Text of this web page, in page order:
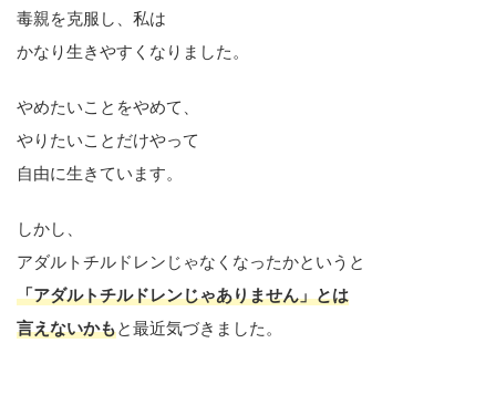
毒親を克服し、私は
かなり生きやすくなりました。
やめたいことをやめて、
やりたいことだけやって
自由に生きています。
しかし、
アダルトチルドレンじゃなくなったかというと
「アダルトチルドレンじゃありません」とは
言えないかもと最近気づきました。